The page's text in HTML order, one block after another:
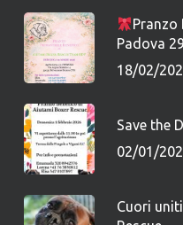
Pranzo
Padova
18/02/
Save the
02/01/
Cuori